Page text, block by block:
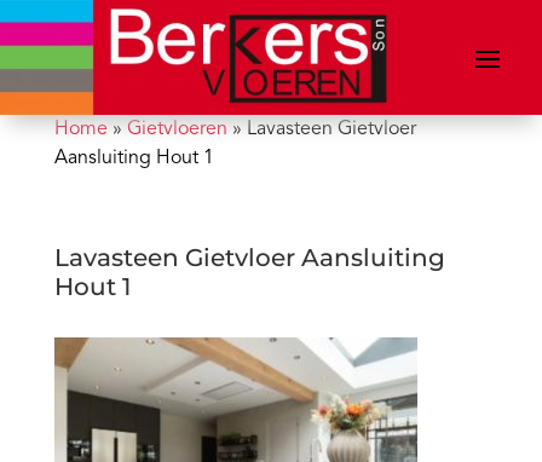
Home» Gietvloeren » Lavasteen Gietvloer
Aansluiting Hout 1
Lavasteen Gietvloer Aansluiting
Hout 1